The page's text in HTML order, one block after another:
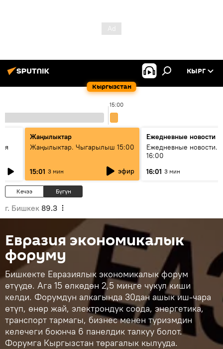
Кыргызстан
КЫРГ
15:00
Жаңылыктар
Жаңылыктар. Чыгарылыш 15:00
15:01 3 мин эфир
Ежедневные новости
Ежедневные новости.
16:00
16:01 3 мин
Кечээ Бүгүн
г. Бишкек 89.3
Евразия экономикалык
форуму
Бишкекте Евразиялык экономикалык форум
өтүүдө. Ага 15 өлкөдөн 2,5 миңге чукул киши
келди. Форумдун алкагында 30дан ашык иш-чара
өтүп, өнөр жай, электрондук соода, энергетика,
транспорт тармагы, бизнес менен туризмдин
келечеги боюнча 6 панелдик талкуу болот.
Форумга Кыргызстан төрагалык кылууда.